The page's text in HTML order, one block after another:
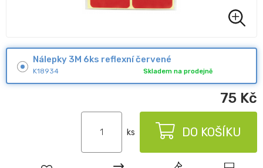
Nálepky 3M 6ks reflexní červené
K18934 Skladem na prodejně
75 Kč
ks DO KOŠÍKU